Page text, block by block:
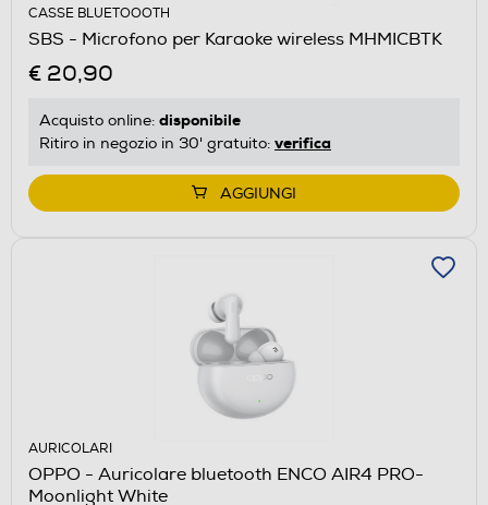
CASSE BLUETOOOTH
SBS - Microfono per Karaoke wireless MHMICBTK
€ 20,90
Acquisto online: disponibile
Ritiro in negozio in 30' gratuito: verifica
AGGIUNGI
AURICOLARI
OPPO - Auricolare bluetooth ENCO AIR4 PRO-
Moonlight White